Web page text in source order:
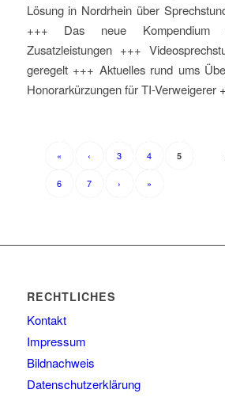
Lösung in Nordrhein über
+++ Das neue Kompendium
Zusatzleistungen +++
geregelt +++ Aktuelles rund ums
Honorarkürzungen für TI-Verweigerer
« ‹ 3 4 5
6 7 › »
RECHTLICHES
Kontakt
Impressum
Bildnachweis
Datenschutzerklärung